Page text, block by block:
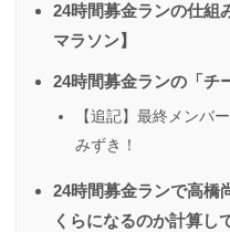
24時間募金ランの仕組
マラソン】
24時間募金ランの「チ
【追記】最終メンバ
みずき！
24時間募金ランで高橋
くらになるのか計算し